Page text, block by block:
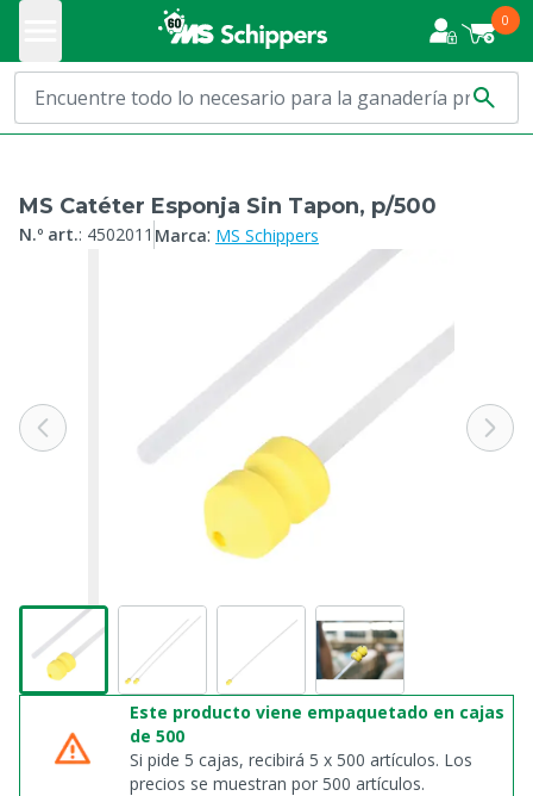
0
MS Catéter Esponja Sin Tapon, p/500
N.º art.: 4502011 Marca: MS Schippers
Este producto viene empaquetado en cajas
de 500
Si pide 5 cajas, recibirá 5 x 500 artículos. Los
precios se muestran por 500 artículos.